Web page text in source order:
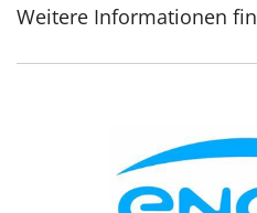
Weitere Informationen